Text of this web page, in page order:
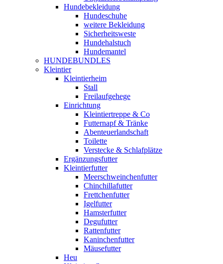
Hundebekleidung
Hundeschuhe
weitere Bekleidung
Sicherheitsweste
Hundehalstuch
Hundemantel
HUNDEBUNDLES
Kleintier
Kleintierheim
Stall
Freilaufgehege
Einrichtung
Kleintiertreppe & Co
Futternapf & Tränke
Abenteuerlandschaft
Toilette
Verstecke & Schlafplätze
Ergänzungsfutter
Kleintierfutter
Meerschweinchenfutter
Chinchillafutter
Frettchenfutter
Igelfutter
Hamsterfutter
Degufutter
Rattenfutter
Kaninchenfutter
Mäusefutter
Heu